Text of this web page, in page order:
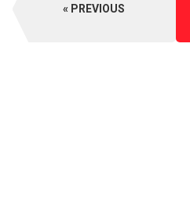
PREVIOUS